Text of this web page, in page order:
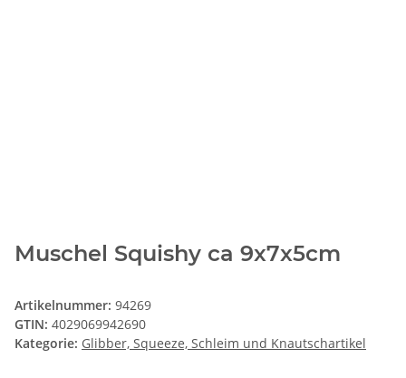
Muschel Squishy ca 9x7x5cm
Artikelnummer: 94269
GTIN: 4029069942690
Kategorie: Glibber, Squeeze, Schleim und Knautschartikel